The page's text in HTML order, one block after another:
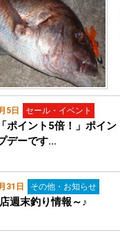
5日 セール・イベント
ポイント5倍！」ポイン
デーです…
31日 その他・お知らせ
週末釣り情報～♪